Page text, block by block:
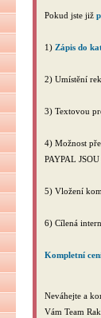
Pokud jste již
1) Zápis do
2) Umístění
3) Textovou
4) Možnost
PAYPAL
5) Vložení
6) Cílená
Kompletní
Neváhejte a
Vám Team